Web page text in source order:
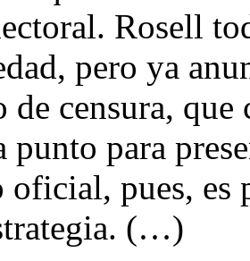
Rosell
pero ya
de censura, que
punto para
oficial, pues, es
(…)